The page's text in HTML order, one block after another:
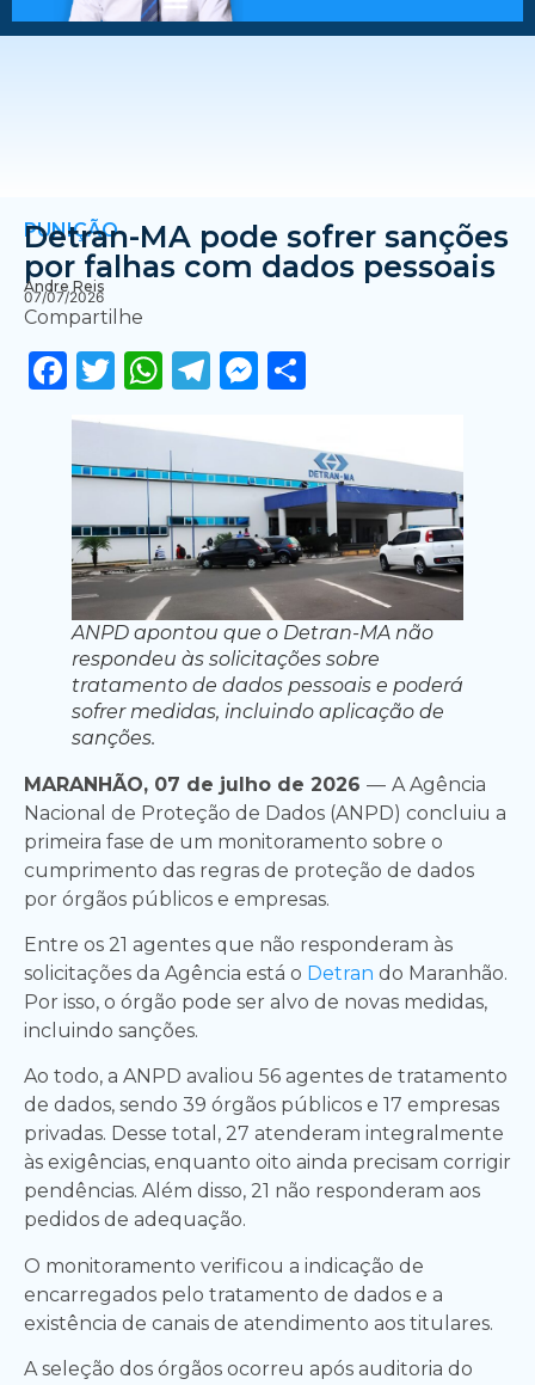
PUNIÇÃO
Detran-MA pode sofrer sanções
por falhas com dados pessoais
Andre Reis
07/07/2026
Compartilhe
Facebook
Twitter
WhatsApp
Telegram
Messenger
ANPD apontou que o Detran-MA não
respondeu às solicitações sobre
tratamento de dados pessoais e poderá
sofrer medidas, incluindo aplicação de
sanções.
MARANHÃO, 07 de julho de 2026 — A Agência
Nacional de Proteção de Dados (ANPD) concluiu a
primeira fase de um monitoramento sobre o
cumprimento das regras de proteção de dados
por órgãos públicos e empresas.
Entre os 21 agentes que não responderam às
solicitações da Agência está o Detran do Maranhão.
Por isso, o órgão pode ser alvo de novas medidas,
incluindo sanções.
Ao todo, a ANPD avaliou 56 agentes de tratamento
de dados, sendo 39 órgãos públicos e 17 empresas
privadas. Desse total, 27 atenderam integralmente
às exigências, enquanto oito ainda precisam corrigir
pendências. Além disso, 21 não responderam aos
pedidos de adequação.
O monitoramento verificou a indicação de
encarregados pelo tratamento de dados e a
existência de canais de atendimento aos titulares.
A seleção dos órgãos ocorreu após auditoria do